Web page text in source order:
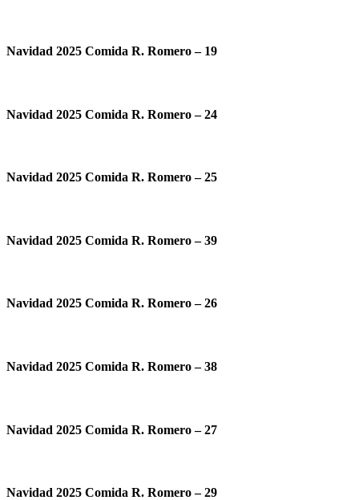
Navidad 2025 Comida R. Romero – 19
Navidad 2025 Comida R. Romero – 24
Navidad 2025 Comida R. Romero – 25
Navidad 2025 Comida R. Romero – 39
Navidad 2025 Comida R. Romero – 26
Navidad 2025 Comida R. Romero – 38
Navidad 2025 Comida R. Romero – 27
Navidad 2025 Comida R. Romero – 29